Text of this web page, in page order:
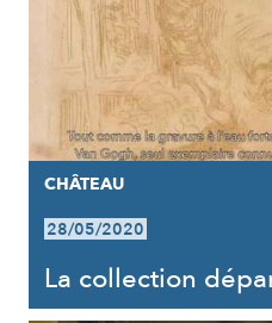
CHÂTEAU
28/05/2020
La collection